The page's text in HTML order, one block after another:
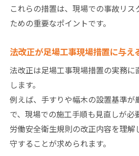
これらの措置は、現場での事故リス
ための重要なポイントです。
法改正が足場工事現場措置に与え
法改正は足場工事現場措置の実務に
します。
例えば、手すりや幅木の設置基準が
で、現場での施工手順も見直しが必
労働安全衛生規則の改正内容を理解
守することが求められます。